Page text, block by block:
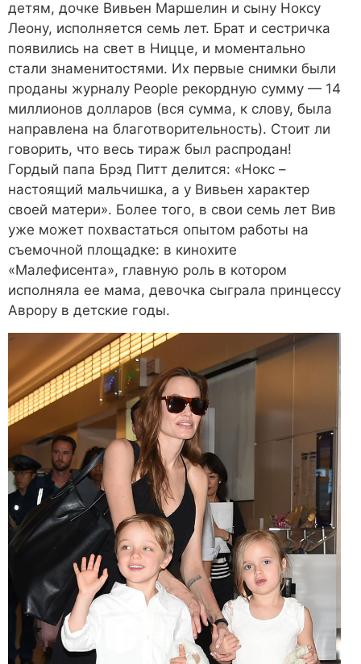
детям, дочке Вивьен Маршелин и сыну Ноксу
Леону, исполняется семь лет. Брат и сестричка
появились на свет в Ницце, и моментально
стали знаменитостями. Их первые снимки были
проданы журналу People рекордную сумму — 14
миллионов долларов (вся сумма, к слову, была
направлена на благотворительность). Стоит ли
говорить, что весь тираж был распродан!
Гордый папа Брэд Питт делится: «Нокс –
настоящий мальчишка, а у Вивьен характер
своей матери». Более того, в свои семь лет Вив
уже может похвастаться опытом работы на
съемочной площадке: в кинохите
«Малефисента», главную роль в котором
исполняла ее мама, девочка сыграла принцессу
Аврору в детские годы.